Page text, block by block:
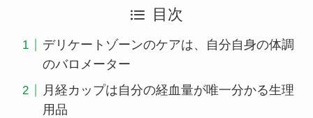
目次
デリケートゾーンのケアは、自分自身の体調
のバロメーター
月経カップは自分の経血量が唯一分かる生理
用品